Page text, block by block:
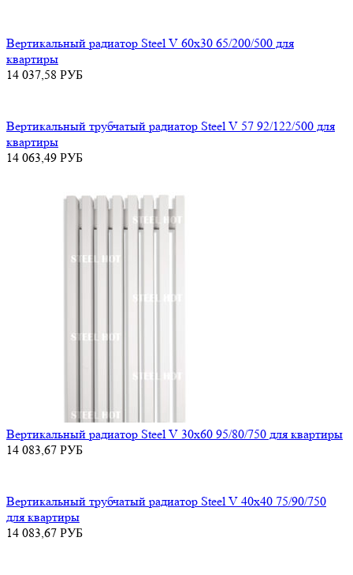
Вертикальный радиатор Steel V 60х30 65/200/500 для
квартиры
14 037,58 РУБ
Вертикальный трубчатый радиатор Steel V 57 92/122/500 для
квартиры
14 063,49 РУБ
Вертикальный радиатор Steel V 30х60 95/80/750 для квартиры
14 083,67 РУБ
Вертикальный трубчатый радиатор Steel V 40х40 75/90/750
для квартиры
14 083,67 РУБ